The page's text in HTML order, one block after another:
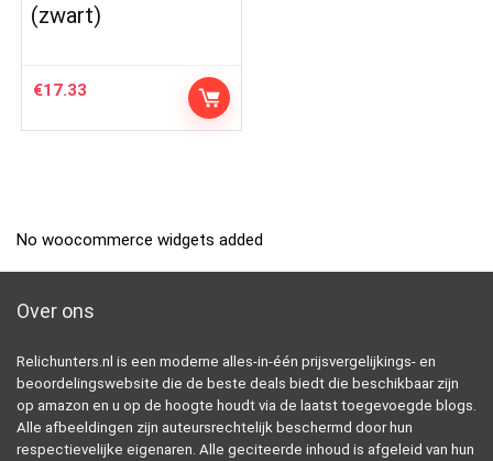
(zwart)
€17.33
No woocommerce widgets added
Over ons
Relichunters.nl is een moderne alles-in-één prijsvergelijkings- en
beoordelingswebsite die de beste deals biedt die beschikbaar zijn
op amazon en u op de hoogte houdt via de laatst toegevoegde blogs.
Alle afbeeldingen zijn auteursrechtelijk beschermd door hun
respectievelijke eigenaren. Alle geciteerde inhoud is afgeleid van hun